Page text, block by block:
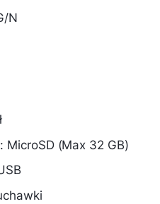
N
MicroSD (Max 32 GB)